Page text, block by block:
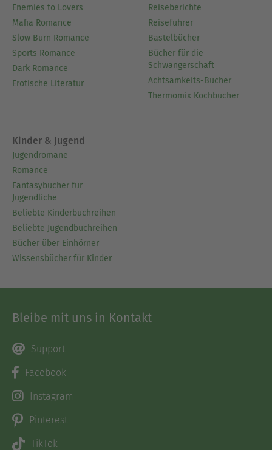
Enemies to Lovers
Mafia Romance
Slow Burn Romance
Sports Romance
Dark Romance
Erotische Literatur
Reiseberichte
Reiseführer
Bastelbücher
Bücher für die
Schwangerschaft
Achtsamkeits-Bücher
Thermomix Kochbücher
Kinder & Jugend
Jugendromane
Romance
Fantasybücher für
Jugendliche
Beliebte Kinderbuchreihen
Beliebte Jugendbuchreihen
Bücher über Einhörner
Wissensbücher für Kinder
Bleibe mit uns in Kontakt
Support
Facebook
Instagram
Pinterest
TikTok